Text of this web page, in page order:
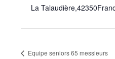
La Talaudière,42350
Equipe seniors 65 messieurs